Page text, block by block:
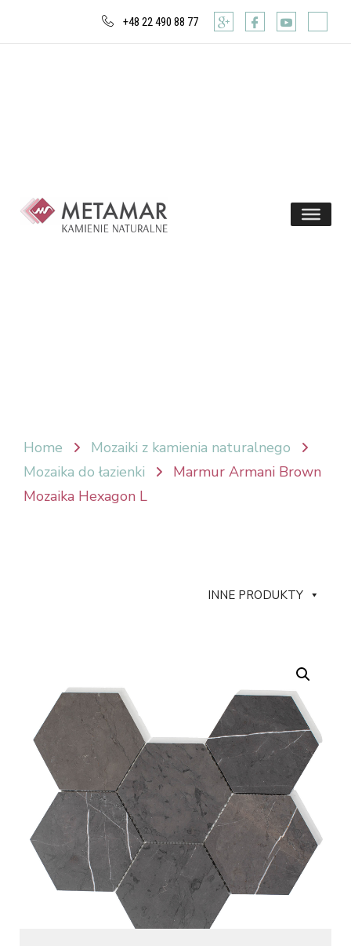
+48 22 490 88 77
Home
Mozaiki z kamienia naturalnego
Mozaika do łazienki
Marmur Armani Brown
Mozaika Hexagon L
INNE PRODUKTY